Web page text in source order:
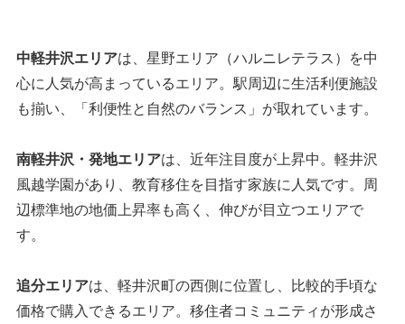
中軽井沢エリアは、星野エリア（ハルニレテラス）を中
心に人気が高まっているエリア。駅周辺に生活利便施設
も揃い、「利便性と自然のバランス」が取れています。
南軽井沢・発地エリアは、近年注目度が上昇中。軽井沢
風越学園があり、教育移住を目指す家族に人気です。周
辺標準地の地価上昇率も高く、伸びが目立つエリアで
す。
追分エリアは、軽井沢町の西側に位置し、比較的手頃な
価格で購入できるエリア。移住者コミュニティが形成さ